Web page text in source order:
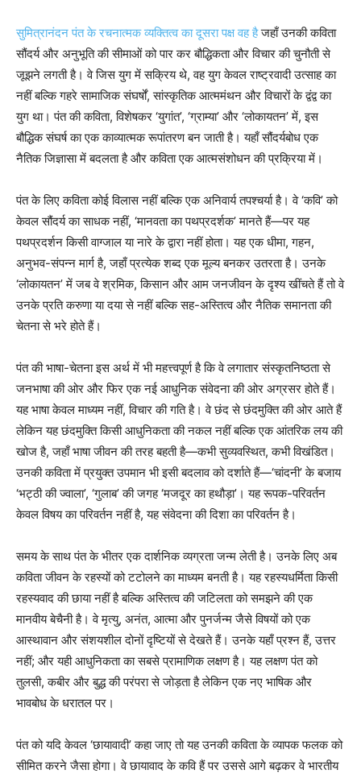
सुमित्रानंदन पंत के रचनात्मक व्यक्तित्व का दूसरा पक्ष वह हैजहाँ उनकी कविता
सौंदर्य और अनुभूति की सीमाओं को पार कर बौद्धिकता और विचार की चुनौती से
जूझने लगती है। वे जिस युग में सक्रिय थे, वह युग केवल राष्ट्रवादी उत्साह का
नहीं बल्कि गहरे सामाजिक संघर्षों, सांस्कृतिक आत्ममंथन और विचारों के द्वंद्व का
युग था। पंत की कविता, विशेषकर ‘युगांत’, ‘ग्राम्या’ और ‘लोकायतन’ में, इस
बौद्धिक संघर्ष का एक काव्यात्मक रूपांतरण बन जाती है। यहाँ सौंदर्यबोध एक
नैतिक जिज्ञासा में बदलता है और कविता एक आत्मसंशोधन की प्रक्रिया में।
पंत के लिए कविता कोई विलास नहीं बल्कि एक अनिवार्य तपश्चर्या है। वे ‘कवि’ को
केवल सौंदर्य का साधक नहीं, ‘मानवता का पथप्रदर्शक’ मानते हैं—पर यह
पथप्रदर्शन किसी वाग्जाल या नारे के द्वारा नहीं होता। यह एक धीमा, गहन,
अनुभव-संपन्न मार्ग है, जहाँ प्रत्येक शब्द एक मूल्य बनकर उतरता है। उनके
‘लोकायतन’ में जब वे श्रमिक, किसान और आम जनजीवन के दृश्य खींचते हैं तो वे
उनके प्रति करुणा या दया से नहीं बल्कि सह-अस्तित्व और नैतिक समानता की
चेतना से भरे होते हैं।
पंत की भाषा-चेतना इस अर्थ में भी महत्त्वपूर्ण है कि वे लगातार संस्कृतनिष्ठता से
जनभाषा की ओर और फिर एक नई आधुनिक संवेदना की ओर अग्रसर होते हैं।
यह भाषा केवल माध्यम नहीं, विचार की गति है। वे छंद से छंदमुक्ति की ओर आते हैं
लेकिन यह छंदमुक्ति किसी आधुनिकता की नकल नहीं बल्कि एक आंतरिक लय की
खोज है, जहाँ भाषा जीवन की तरह बहती है—कभी सुव्यवस्थित, कभी विखंडित।
उनकी कविता में प्रयुक्त उपमान भी इसी बदलाव को दर्शाते हैं—‘चांदनी’ के बजाय
‘भट्ठी की ज्वाला’, ‘गुलाब’ की जगह ‘मजदूर का हथौड़ा’। यह रूपक-परिवर्तन
केवल विषय का परिवर्तन नहीं है, यह संवेदना की दिशा का परिवर्तन है।
समय के साथ पंत के भीतर एक दार्शनिक व्यग्रता जन्म लेती है। उनके लिए अब
कविता जीवन के रहस्यों को टटोलने का माध्यम बनती है। यह रहस्यधर्मिता किसी
रहस्यवाद की छाया नहीं है बल्कि अस्तित्व की जटिलता को समझने की एक
मानवीय बेचैनी है। वे मृत्यु, अनंत, आत्मा और पुनर्जन्म जैसे विषयों को एक
आस्थावान और संशयशील दोनों दृष्टियों से देखते हैं। उनके यहाँ प्रश्न हैं, उत्तर
नहीं; और यही आधुनिकता का सबसे प्रामाणिक लक्षण है। यह लक्षण पंत को
तुलसी, कबीर और बुद्ध की परंपरा से जोड़ता है लेकिन एक नए भाषिक और
भावबोध के धरातल पर।
पंत को यदि केवल ‘छायावादी’ कहा जाए तो यह उनकी कविता के व्यापक फलक को
सीमित करने जैसा होगा। वे छायावाद के कवि हैं पर उससे आगे बढ़कर वे भारतीय